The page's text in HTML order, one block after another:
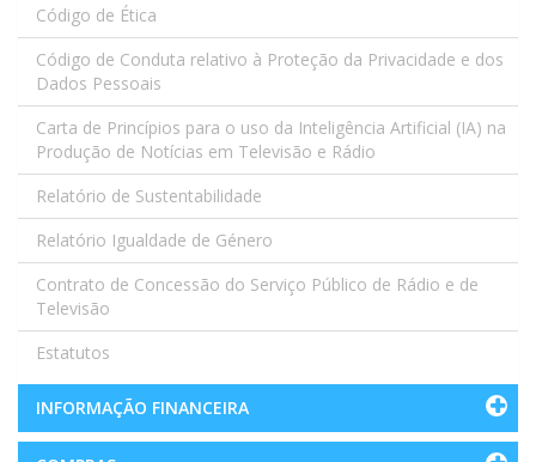
Código de Ética
Código de Conduta relativo à Proteção da Privacidade e dos
Dados Pessoais
Carta de Princípios para o uso da Inteligência Artificial (IA) na
Produção de Notícias em Televisão e Rádio
Relatório de Sustentabilidade
Relatório Igualdade de Género
Contrato de Concessão do Serviço Público de Rádio e de
Televisão
Estatutos
INFORMAÇÃO FINANCEIRA